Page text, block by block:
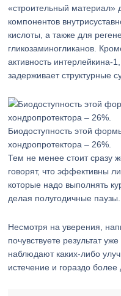
«строительный материал»
компонентов
кислоты, а также для
гликозаминогликанов.
активность интерлейкина-
задерживает структурные
Биодоступность этой
хондропротектора – 26%.
Тем не менее стоит сразу
говорят, что эффективны
которые надо выполнять
делая полугодичные паузы.
Несмотря на уверения,
почувствуете результат
наблюдают каких-либо
истечение и гораздо более